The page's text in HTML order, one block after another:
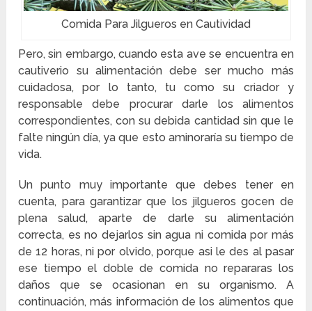
Comida Para Jilgueros en Cautividad
Pero, sin embargo, cuando esta ave se encuentra en
cautiverio su alimentación debe ser mucho más
cuidadosa, por lo tanto, tu como su criador y
responsable debe procurar darle los alimentos
correspondientes, con su debida cantidad sin que le
falte ningún día, ya que esto aminoraría su tiempo de
vida.
Un punto muy importante que debes tener en
cuenta, para garantizar que los jilgueros gocen de
plena salud, aparte de darle su alimentación
correcta, es no dejarlos sin agua ni comida por más
de 12 horas, ni por olvido, porque asi le des al pasar
ese tiempo el doble de comida no repararas los
daños que se ocasionan en su organismo. A
continuación, más información de los alimentos que